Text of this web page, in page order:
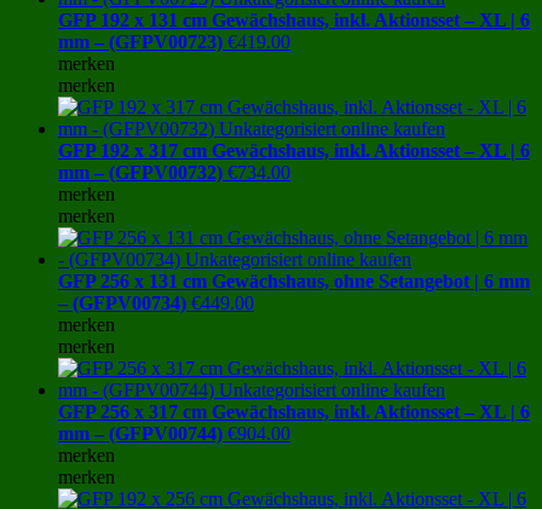
GFP 192 x 131 cm Gewächshaus, inkl. Aktionsset – XL | 6
mm – (GFPV00723) €419.00
merken
merken
GFP 192 x 317 cm Gewächshaus, inkl. Aktionsset – XL | 6
mm – (GFPV00732) €734.00
merken
merken
GFP 256 x 131 cm Gewächshaus, ohne Setangebot | 6 mm
– (GFPV00734) €449.00
merken
merken
GFP 256 x 317 cm Gewächshaus, inkl. Aktionsset – XL | 6
mm – (GFPV00744) €904.00
merken
merken